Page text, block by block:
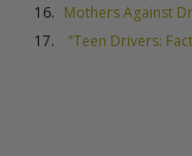
Mothers Against
"Teen Drivers: